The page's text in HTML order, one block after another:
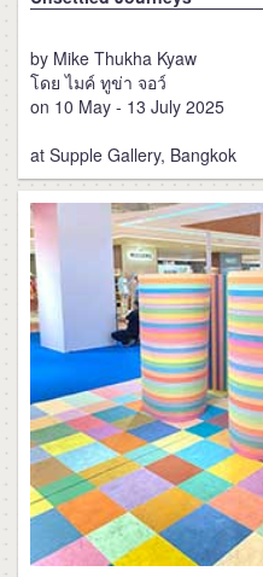
by Mike Thukha Kyaw
โดย ไมค์ ทูข่า จอว์
on 10 May - 13 July 2025
at Supple Gallery, Bangkok